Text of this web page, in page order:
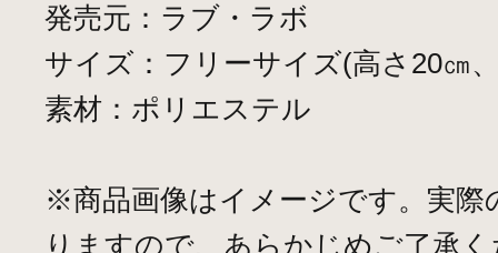
発売元：ラブ・ラボ
サイズ：フリーサイズ(高さ20㎝
素材：ポリエステル
※商品画像はイメージです。実際
りますので、あらかじめご了承